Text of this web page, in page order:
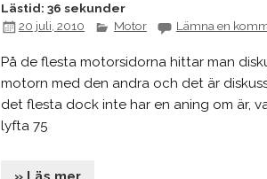
Lästid: 36 sekunder
20 juli, 2010
Motor Lämna en
På de flesta motorsidorna hittar man
motorn med den andra och det är
det flesta dock inte har en aning om är,
lyfta 75